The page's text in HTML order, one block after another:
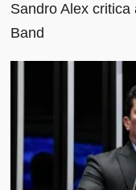
Sandro Alex
Band